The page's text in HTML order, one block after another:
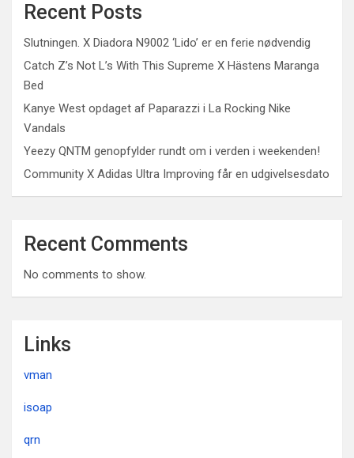
Recent Posts
Slutningen. X Diadora N9002 ‘Lido’ er en ferie nødvendig
Catch Z’s Not L’s With This Supreme X Hästens Maranga
Bed
Kanye West opdaget af Paparazzi i La Rocking Nike
Vandals
Yeezy QNTM genopfylder rundt om i verden i weekenden!
Community X Adidas Ultra Improving får en udgivelsesdato
Recent Comments
No comments to show.
Links
vman
isoap
qrn